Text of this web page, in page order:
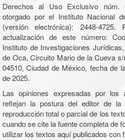
Derechos al Uso Exclusivo núm.
otorgado por el Instituto Nacional
(versión electrónica): 2448-
actualización de este número:
Instituto de Investigaciones
de Oca, Circuito Mario de la Cueva
04510, Ciudad de México, fecha de
de 2025.
Las opiniones expresadas por los
reflejan la postura del editor de la
reproducción total o parcial de los
cuando se cite la fuente completa de
utilizar los textos aquí publicados con